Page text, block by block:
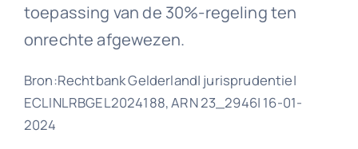
toepassing van de 30%-regeling ten
onrechte afgewezen.
Bron:Rechtbank Gelderland| jurisprudentie|
ECLINLRBGEL2024188, ARN 23_2946| 16-01-
2024